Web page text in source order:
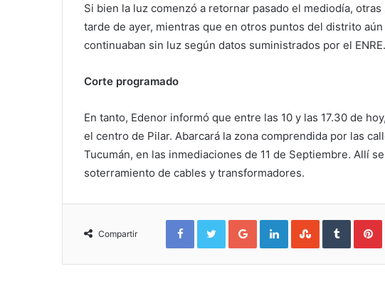
Si bien la luz comenzó a retornar pasado el mediodía,
tarde de ayer, mientras que en otros puntos del distrito
continuaban sin luz según datos suministrados por el ENRE.
Corte programado
En tanto, Edenor informó que entre las 10 y las 17.30 de
el centro de Pilar. Abarcará la zona comprendida por las
Tucumán, en las inmediaciones de 11 de Septiembre. Allí
soterramiento de cables y transformadores.
Compartir
FacebookTwitterGoogle+LinkedInStumbleUpon
Tumblr